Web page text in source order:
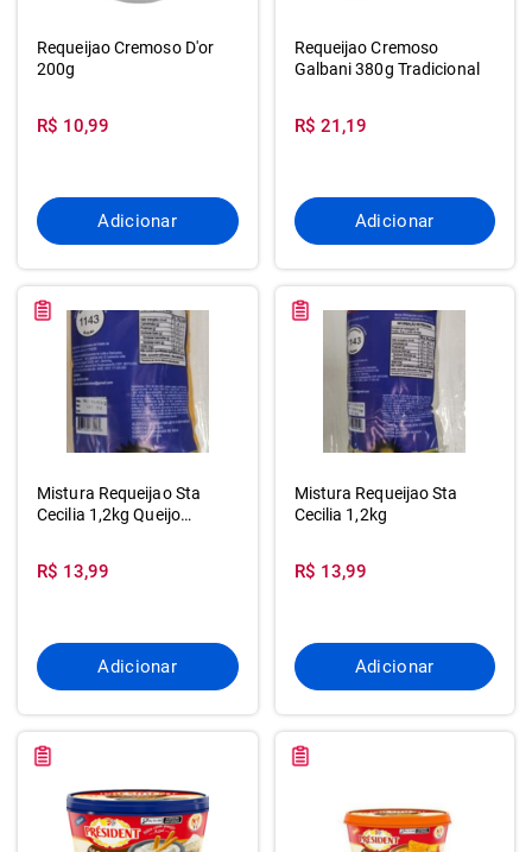
Requeijao Cremoso D'or
200g
R$ 10,99
Adicionar
Requeijao Cremoso
Galbani 380g Tradicional
R$ 21,19
Adicionar
Mistura Requeijao Sta
Cecilia 1,2kg Queijo
R$ 13,99
Adicionar
Mistura Requeijao Sta
Cecilia 1,2kg
R$ 13,99
Adicionar